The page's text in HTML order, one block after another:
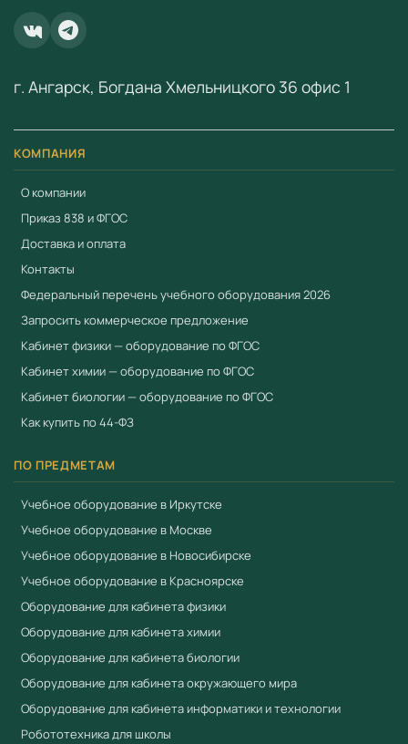
образовательного оборудования по ФГОС с 2018 года.
ИНН 3801158281.
КОМПАНИЯ
О компании
Приказ 838 и ФГОС
Доставка и оплата
Контакты
Федеральный перечень учебного оборудования 2026
Запросить коммерческое предложение
Кабинет физики — оборудование по ФГОС
Кабинет химии — оборудование по ФГОС
Кабинет биологии — оборудование по ФГОС
Как купить по 44-ФЗ
ПО ПРЕДМЕТАМ
Учебное оборудование в Иркутске
Учебное оборудование в Москве
Учебное оборудование в Новосибирске
Учебное оборудование в Красноярске
Оборудование для кабинета физики
Оборудование для кабинета химии
Оборудование для кабинета биологии
Оборудование для кабинета окружающего мира
Оборудование для кабинета информатики и технологии
Робототехника для школы
г. Ангарск, Богдана Хмельницкого 36 офис 1